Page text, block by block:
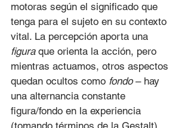
motoras según el significado que
tenga para el sujeto en su contexto
vital. La percepción aporta una
figura que orienta la acción, pero
mientras actuamos, otros aspectos
quedan ocultos como fondo – hay
una alternancia constante
figura/fondo en la experiencia